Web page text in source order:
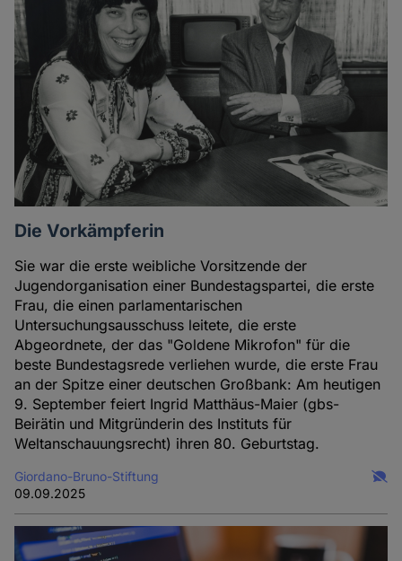
Die Vorkämpferin
Sie war die erste weibliche Vorsitzende der
Jugendorganisation einer Bundestagspartei, die erste
Frau, die einen parlamentarischen
Untersuchungsausschuss leitete, die erste
Abgeordnete, der das "Goldene Mikrofon" für die
beste Bundestagsrede verliehen wurde, die erste Frau
an der Spitze einer deutschen Großbank: Am heutigen
9. September feiert Ingrid Matthäus-Maier (gbs-
Beirätin und Mitgründerin des Instituts für
Weltanschauungsrecht) ihren 80. Geburtstag.
Giordano-Bruno-Stiftung
09.09.2025